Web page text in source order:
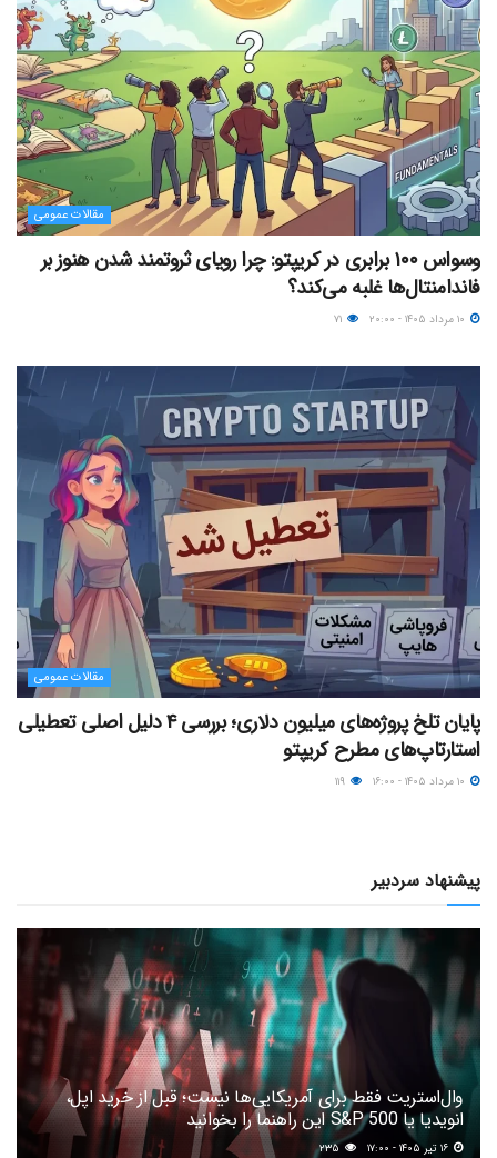
مقالات عمومی
وسواس ۱۰۰ برابری در کریپتو: چرا رویای ثروتمند شدن هنوز بر
فاندامنتال‌ها غلبه می‌کند؟
مقالات عمومی
پایان تلخ پروژه‌های میلیون دلاری؛ بررسی ۴ دلیل اصلی تعطیلی
استارتاپ‌های مطرح کریپتو
پیشنهاد سردبیر
وال‌استریت فقط برای آمریکایی‌ها نیست؛ قبل از خرید اپل،
انویدیا یا S&P 500 این راهنما را بخوانید
۲۳۵